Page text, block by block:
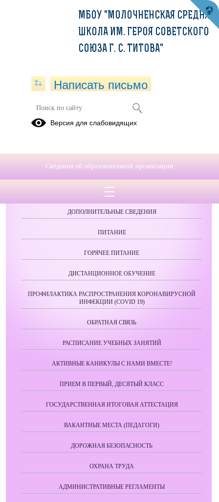
ОБРАЩЕНИЯ ГРАЖДАН
ПРОТИВОДЕЙСТВИЕ КОРРУПЦИИ
ДОПОЛНИТЕЛЬНЫЕ СВЕДЕНИЯ
ПИТАНИЕ
ГОРЯЧЕЕ ПИТАНИЕ
ДИСТАНЦИОННОЕ ОБУЧЕНИЕ
ПРОФИЛАКТИКА РАСПРОСТРАНЕНИЯ КОРОНАВИРУСНОЙ
ИНФЕКЦИИ (COVID 19)
ОБРАТНАЯ СВЯЗЬ
РАСПИСАНИЕ УЧЕБНЫХ ЗАНЯТИЙ
АКТИВНЫЕ КАНИКУЛЫ С НАМИ ВМЕСТЕ!
ПРИЕМ В ПЕРВЫЙ, ДЕСЯТЫЙ КЛАСС
ГОСУДАРСТВЕННАЯ ИТОГОВАЯ АТТЕСТАЦИЯ
ВАКАНТНЫЕ МЕСТА (ПЕДАГОГИ)
ДОРОЖНАЯ БЕЗОПАСНОСТЬ
ОХРАНА ТРУДА
АДМИНИСТРАТИВНЫЕ РЕГЛАМЕНТЫ
МБОУ "МОЛОЧНЕНСКАЯ СРЕДНЯЯ
ШКОЛА ИМ. ГЕРОЯ СОВЕТСКОГО
СОЮЗА Г. С. ТИТОВА"
Написать письмо
Версия для слабовидящих
Сведения об образовательной организации